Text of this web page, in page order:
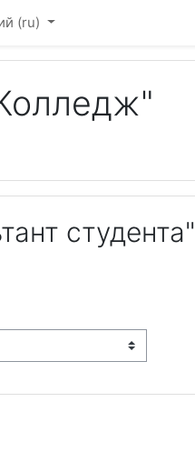
‎(ru)‎
студента"